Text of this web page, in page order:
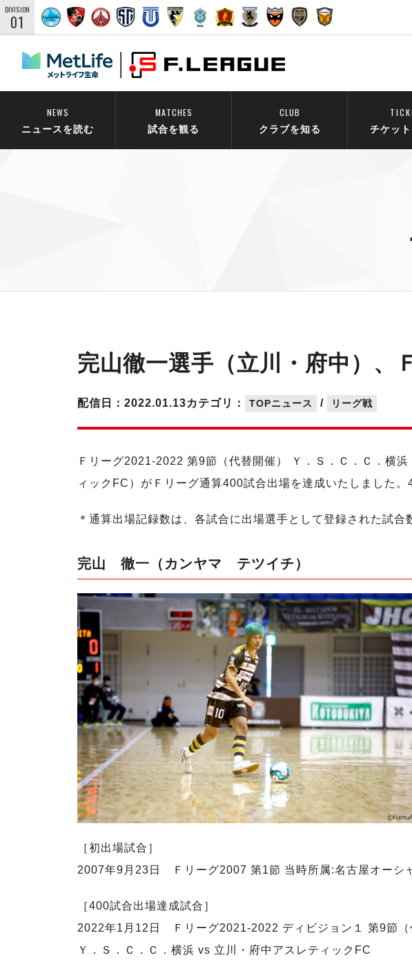
DIVISION
01
NEWS
ニュースを読む
MATCHES
試合を観る
CLUB
クラブを知る チケット
完山徹一選手（立川・府中）、
カテゴリ： TOPニュース / リーグ戦
配信日：2022.01.13
Ｆリーグ2021-2022 第9節（代替開催） Ｙ．Ｓ．Ｃ．Ｃ．横
ィックFC）がＦリーグ通算400試合出場を達成いたしました
＊通算出場記録数は、各試合に出場選手として登録された試合
完山 徹一（カンヤマ テツイチ）
［初出場試合］
2007年9月23日 Ｆリーグ2007 第1節 当時所属:名古屋オーシ
［400試合出場達成試合］
2022年1月12日 Ｆリーグ2021-2022 ディビジョン１ 第9節（
Ｙ．Ｓ．Ｃ．Ｃ．横浜 vs 立川・府中アスレティックFC